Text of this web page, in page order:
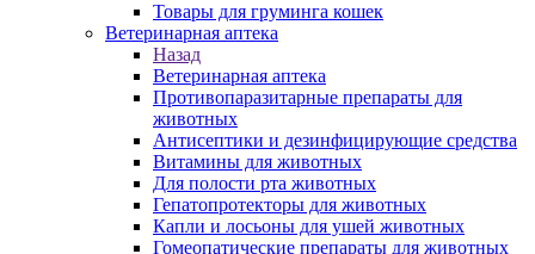
Товары для груминга кошек
Ветеринарная аптека
Назад
Ветеринарная аптека
Противопаразитарные препараты для
животных
Антисептики и дезинфицирующие средства
Витамины для животных
Для полости рта животных
Гепатопротекторы для животных
Капли и лосьоны для ушей животных
Гомеопатические препараты для животных